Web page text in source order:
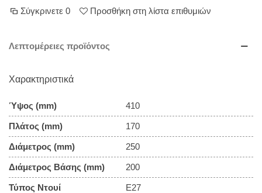
Σύγκρινετε 0 Προσθήκη στη λίστα επιθυμιών
Λεπτομέρειες προϊόντος
Χαρακτηριστικά
Ύψος (mm) 410
Πλάτος (mm) 170
Διάμετρος (mm) 250
Διάμετρος Βάσης (mm) 200
Τύπος Ντουί E27